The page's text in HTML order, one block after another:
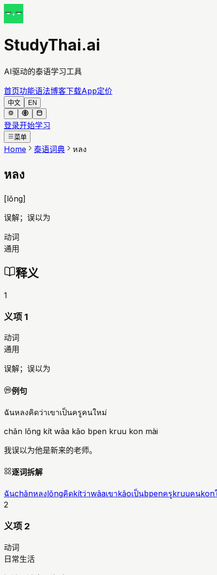
StudyThai.ai
AI驱动的泰语学习工具
首页功能语法博客下载App定价
中文 EN
登录开始学习
菜单
Home 泰语词典 หลง
หลง
[lǒng]
误解；误以为
动词
通用
释义
1
义项 1
动词
通用
误解；误以为
例句
ฉันหลงคิดว่าเขาเป็นครูคนใหม่
chǎn lǒng kít wâa kǎo bpen kruu kon mài
我误以为他是新来的老师。
逐词拆解
ฉันchǎnหลงlǒngคิดkítว่าwâaเขาkǎoเป็นbpenครูkruuคนkon
2
义项 2
动词
日常生活